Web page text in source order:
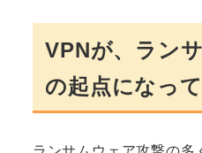
VPNが、ラン
の起点になっ